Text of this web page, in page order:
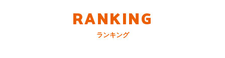
RANKING
ランキング